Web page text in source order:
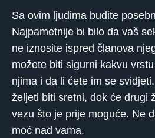
Sa ovim ljudima budite
Najpametnije bi bilo da vaš
ne iznosite ispred članova
možete biti sigurni kakvu
njima i da li ćete im se
željeti biti sretni, dok će drugi
vezu što je prije moguće. Ne
moć nad vama.